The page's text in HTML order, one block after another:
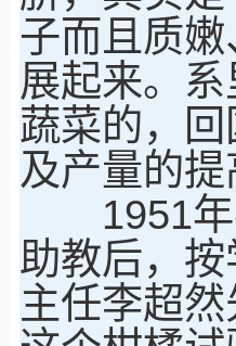
子而且质
展起来。
蔬菜的，
及产量的
1951年
助教后，
主任李超